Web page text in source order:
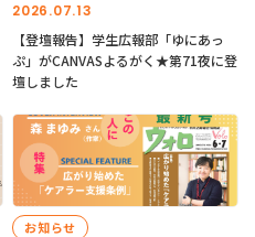
2026.07.13
【登壇報告】学生広報部「ゆにあっ
ぷ」がCANVASよるがく★第71夜に登
壇しました
お知らせ